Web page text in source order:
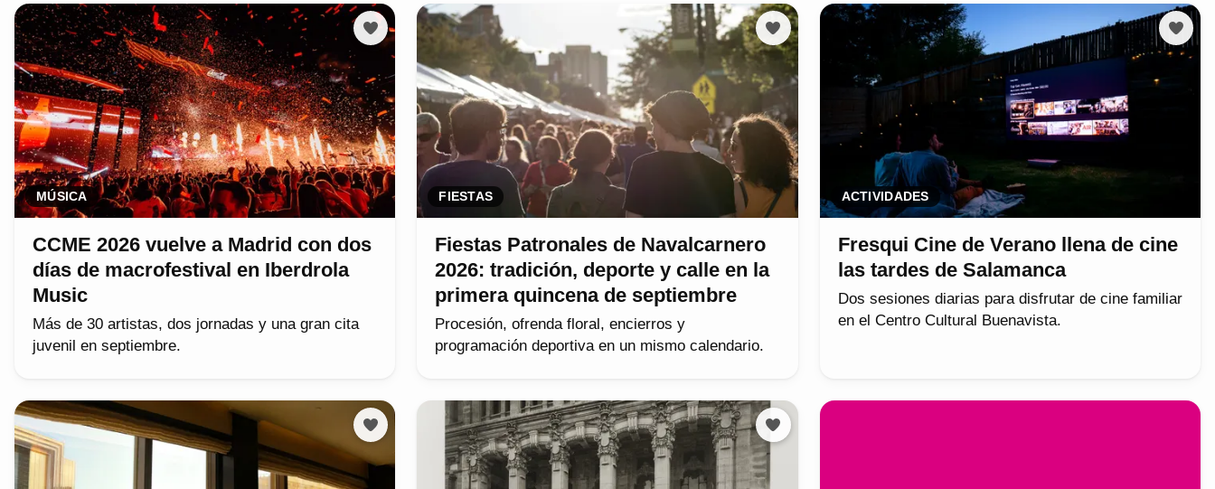
MÚSICA
CCME 2026 vuelve a Madrid con dos
días de macrofestival en Iberdrola
Music
Más de 30 artistas, dos jornadas y una gran cita
juvenil en septiembre.
FIESTAS
Fiestas Patronales de Navalcarnero
2026: tradición, deporte y calle en la
primera quincena de septiembre
Procesión, ofrenda floral, encierros y
programación deportiva en un mismo calendario.
ACTIVIDADES
Fresqui Cine de Verano llena de cine
las tardes de Salamanca
Dos sesiones diarias para disfrutar de cine familiar
en el Centro Cultural Buenavista.